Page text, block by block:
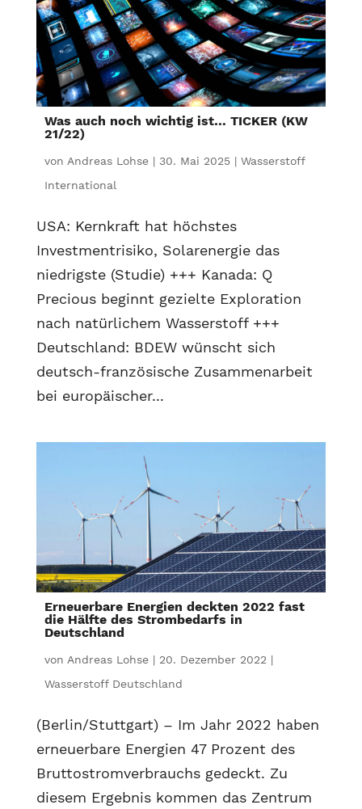
Was auch noch wichtig ist… TICKER (KW
21/22)
von Andreas Lohse| 30. Mai 2025| Wasserstoff
International
USA: Kernkraft hat höchstes
Investmentrisiko, Solarenergie das
niedrigste (Studie) +++ Kanada: Q
Precious beginnt gezielte Exploration
nach natürlichem Wasserstoff +++
Deutschland: BDEW wünscht sich
deutsch-französische Zusammenarbeit
bei europäischer...
Erneuerbare Energien deckten 2022 fast
die Hälfte des Strombedarfs in
Deutschland
von Andreas Lohse| 20. Dezember 2022 |
Wasserstoff Deutschland
(Berlin/Stuttgart) – Im Jahr 2022 haben
erneuerbare Energien 47 Prozent des
Bruttostromverbrauchs gedeckt. Zu
diesem Ergebnis kommen das Zentrum